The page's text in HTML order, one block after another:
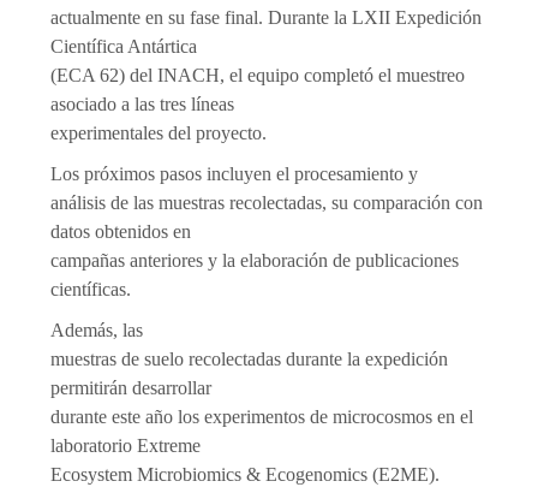
actualmente en su fase final. Durante la LXII Expedición
Científica Antártica
(ECA 62) del INACH, el equipo completó el muestreo
asociado a las tres líneas
experimentales del proyecto.
Los próximos pasos incluyen el procesamiento y
análisis de las muestras recolectadas, su comparación con
datos obtenidos en
campañas anteriores y la elaboración de publicaciones
científicas.
Además, las
muestras de suelo recolectadas durante la expedición
permitirán desarrollar
durante este año los experimentos de microcosmos en el
laboratorio Extreme
Ecosystem Microbiomics & Ecogenomics (E2ME).